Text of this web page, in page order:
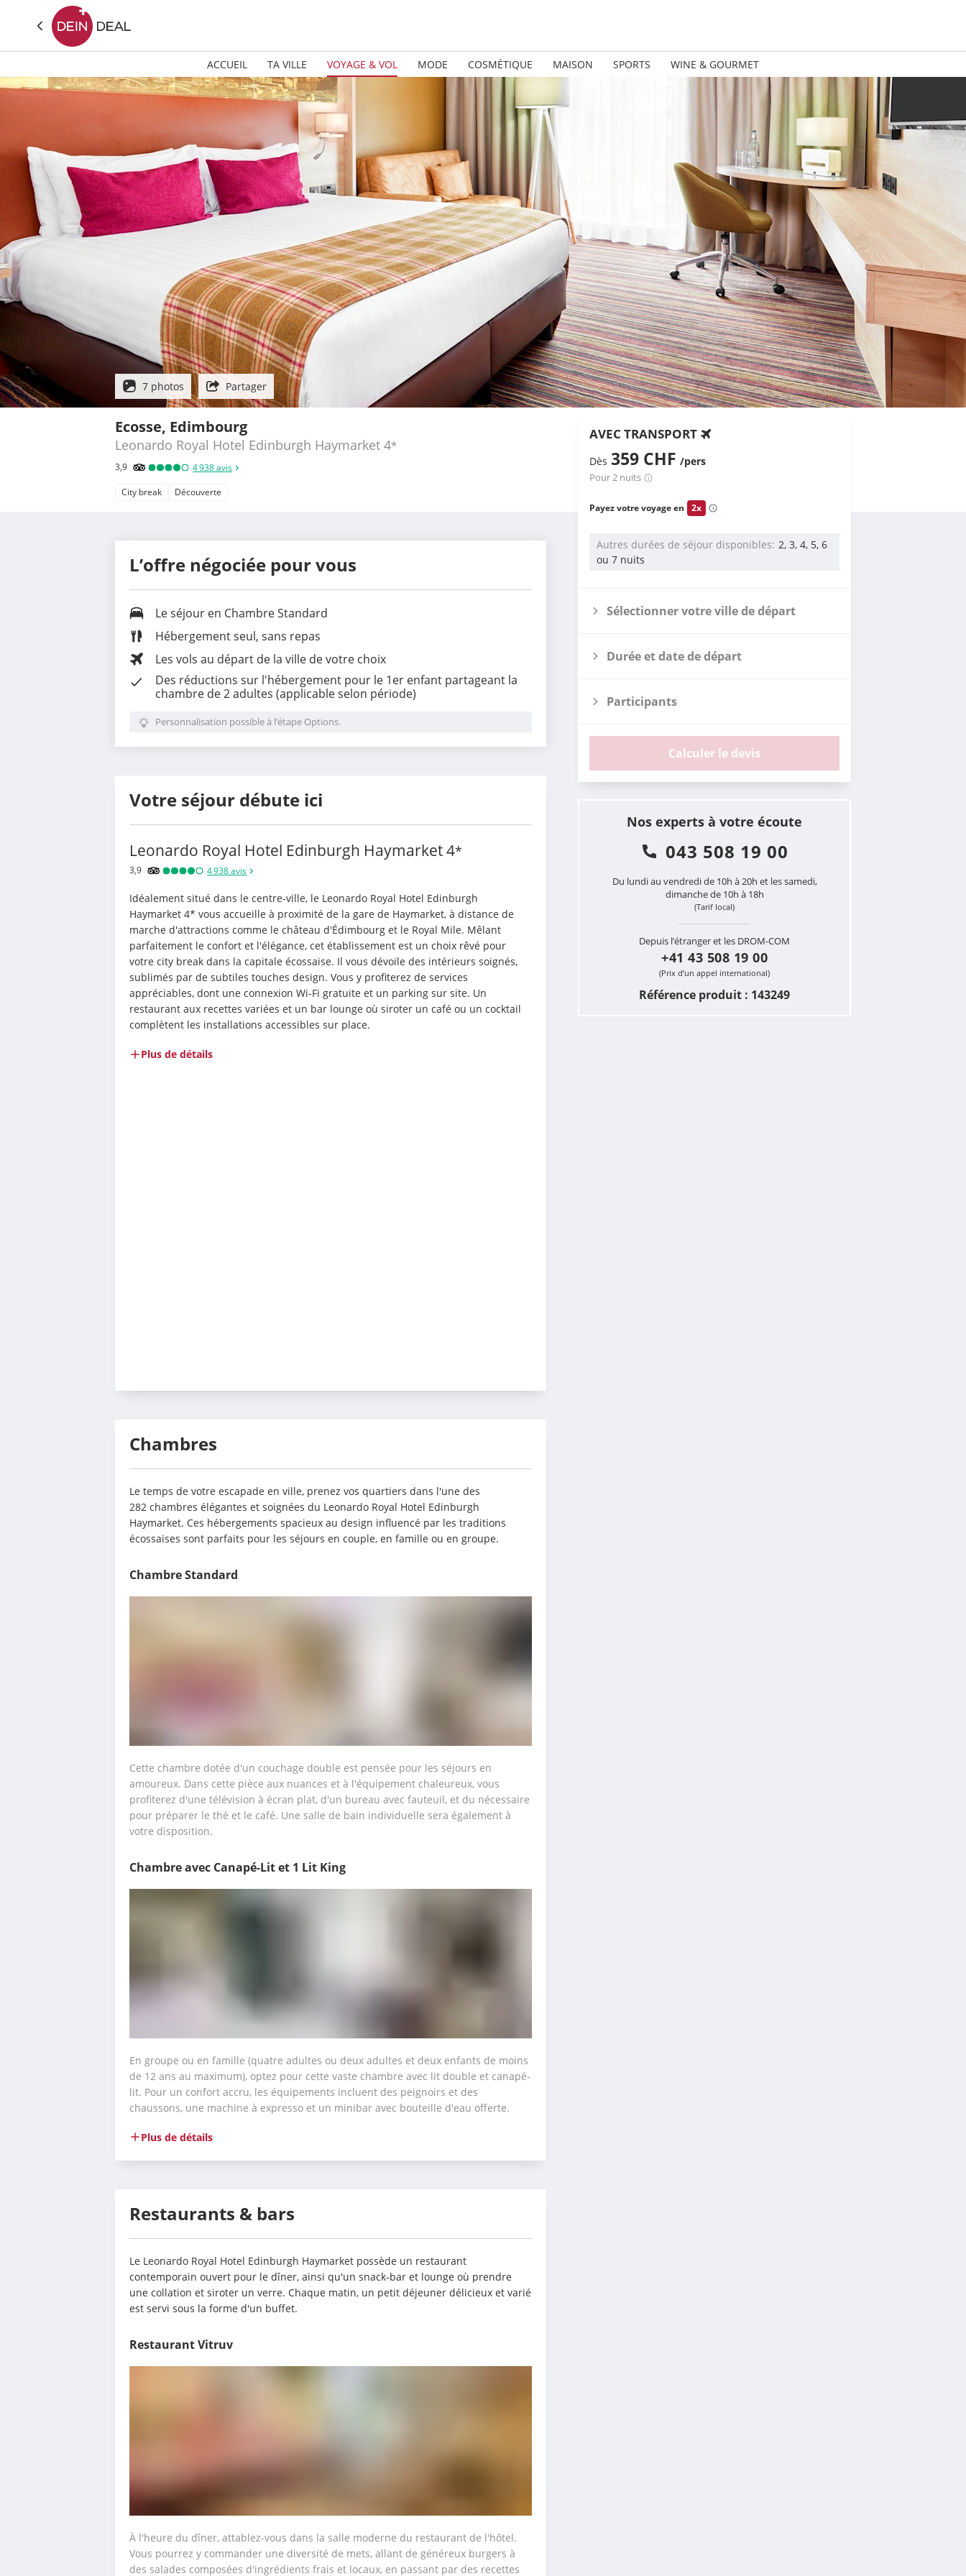
ACCUEIL TA VILLE VOYAGE & VOL MODE COSMÉTIQUE MAISON SPORTS WINE & GOURMET
7 photos Partager
Ecosse, Edimbourg
Leonardo Royal Hotel Edinburgh Haymarket 4*
3,9 4 938avis
City break Découverte
AVEC TRANSPORT
Dès 359 CHF /pers
Pour 2 nuits
Payez votre voyage en 2x
Autres durées de séjour disponibles 2, 3, 4, 5, 6
ou 7 nuits
Sélectionner votre ville de départ
Durée et date de départ
Participants
Calculer le devis
Nos experts à votre écoute
043 508 19 00
Du lundi au vendredi de 10h à 20h et les samedi,
dimanche de 10h à 18h
(Tarif local)
Depuis l’étranger et les DROM-COM
+41 43 508 19 00
(Prix d’un appel international)
Référence produit : 143249
L’offre négociée pour vous
Le séjour en Chambre Standard
Hébergement seul, sans repas
Les vols au départ de la ville de votre choix
Des réductions sur l'hébergement pour le 1er enfant partageant la
chambre de 2 adultes (applicable selon période)
Personnalisation possible à l’étape Options.
Votre séjour débute ici
Leonardo Royal Hotel Edinburgh Haymarket4*
3,9 4 938avis
Idéalement situé dans le centre-ville, le Leonardo Royal Hotel Edinburgh
Haymarket 4* vous accueille à proximité de la gare de Haymarket, à distance de
marche d'attractions comme le château d'Édimbourg et le Royal Mile. Mêlant
parfaitement le confort et l'élégance, cet établissement est un choix rêvé pour
votre city break dans la capitale écossaise. Il vous dévoile des intérieurs soignés,
sublimés par de subtiles touches design. Vous y profiterez de services
appréciables, dont une connexion Wi-Fi gratuite et un parking sur site. Un
restaurant aux recettes variées et un bar lounge où siroter un café ou un cocktail
complètent les installations accessibles sur place.
Plus de détails
Chambres
Le temps de votre escapade en ville, prenez vos quartiers dans l'une des
282 chambres élégantes et soignées du Leonardo Royal Hotel Edinburgh
Haymarket. Ces hébergements spacieux au design influencé par les traditions
écossaises sont parfaits pour les séjours en couple, en famille ou en groupe.
Chambre Standard
Cette chambre dotée d'un couchage double est pensée pour les séjours en
amoureux. Dans cette pièce aux nuances et à l'équipement chaleureux, vous
profiterez d'une télévision à écran plat, d'un bureau avec fauteuil, et du nécessaire
pour préparer le thé et le café. Une salle de bain individuelle sera également à
votre disposition.
Chambre avec Canapé-Lit et 1 Lit King
En groupe ou en famille (quatre adultes ou deux adultes et deux enfants de moins
de 12 ans au maximum), optez pour cette vaste chambre avec lit double et canapé-
lit. Pour un confort accru, les équipements incluent des peignoirs et des
chaussons, une machine à expresso et un minibar avec bouteille d'eau offerte.
Plus de détails
Restaurants & bars
Le Leonardo Royal Hotel Edinburgh Haymarket possède un restaurant
contemporain ouvert pour le dîner, ainsi qu'un snack-bar et lounge où prendre
une collation et siroter un verre. Chaque matin, un petit déjeuner délicieux et varié
est servi sous la forme d'un buffet.
Restaurant Vitruv
À l'heure du dîner, attablez-vous dans la salle moderne du restaurant de l'hôtel.
Vous pourrez y commander une diversité de mets, allant de généreux burgers à
des salades composées d'ingrédients frais et locaux, en passant par des recettes